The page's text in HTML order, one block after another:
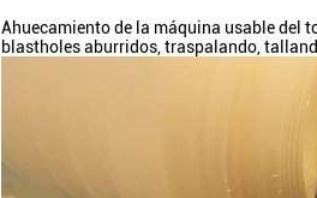
Ahuecamiento de la máquina usable del
blastholes aburridos, traspalando,